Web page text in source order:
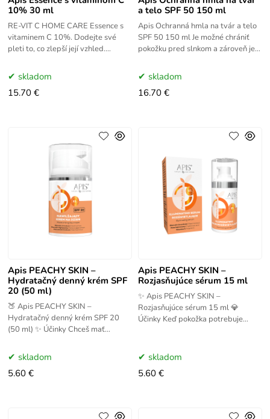
10% 30 ml
RE-VIT C HOME CARE Essence s
vitaminem C 10%. Dodejte své
pleti to, co zlepší její vzhled.
pozitivní účinky zaznamenáte již
skladom
15.70 €
a telo SPF 50 150 ml
Apis Ochranná hmla na tvár a telo
SPF 50 150 ml Je možné chrániť
pokožku pred slnkom a zároveň jej
Áno! Táto hmla
skladom
16.70 €
Apis PEACHY SKIN –
Hydratačný denný krém SPF
20 (50 ml)
🍑 Apis PEACHY SKIN –
Hydratačný denný krém SPF 20
(50 ml) ✨ Účinky Chceš mať
Denný krém Peachy Skin je presne
skladom
5.60 €
Apis PEACHY SKIN –
Rozjasňujúce sérum 15 ml
✨ Apis PEACHY SKIN –
Rozjasňujúce sérum 15 ml 💎
Účinky Keď pokožka potrebuje
Jehoskladom
5.60 €